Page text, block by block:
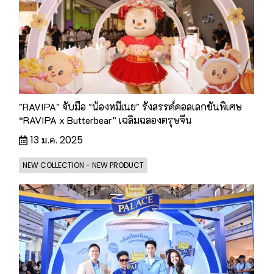
"RAVIPA" จับมือ "น้องหมีเนย" รังสรรค์คอลเลกชันพิเศษ
“RAVIPA x Butterbear” เฉลิมฉลองตรุษจีน
13 ม.ค. 2025
NEW COLLECTION - NEW PRODUCT